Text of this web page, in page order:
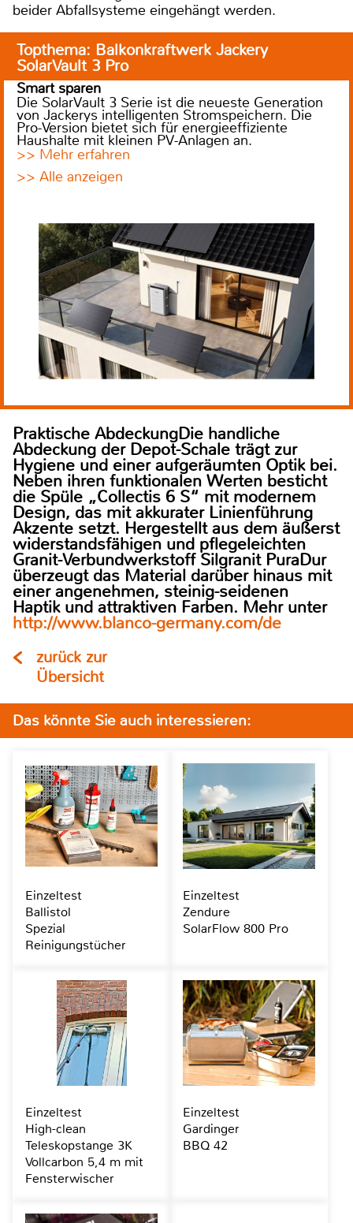
beider Abfallsysteme eingehängt werden.
Topthema: Balkonkraftwerk Jackery
SolarVault 3 Pro
Smart sparen
Die SolarVault 3 Serie ist die neueste Generation
von Jackerys intelligenten Stromspeichern. Die
Pro-Version bietet sich für energieeffiziente
Haushalte mit kleinen PV-Anlagen an.
>> Mehr erfahren
>> Alle anzeigen
Praktische AbdeckungDie handliche
Abdeckung der Depot-Schale trägt zur
Hygiene und einer aufgeräumten Optik bei.
Neben ihren funktionalen Werten besticht
die Spüle „Collectis 6 S“ mit modernem
Design, das mit akkurater Linienführung
Akzente setzt. Hergestellt aus dem äußerst
widerstandsfähigen und pflegeleichten
Granit-Verbundwerkstoff Silgranit PuraDur
überzeugt das Material darüber hinaus mit
einer angenehmen, steinig-seidenen
Haptik und attraktiven Farben. Mehr unter
http://www.blanco-germany.com/de
zurück zur
Übersicht
Das könnte Sie auch interessieren:
Einzeltest
Ballistol
Spezial
Reinigungstücher
Einzeltest
Zendure
SolarFlow 800 Pro
Einzeltest
High-clean
Teleskopstange 3K
Vollcarbon 5,4 m mit
Fensterwischer
Einzeltest
Gardinger
BBQ 42